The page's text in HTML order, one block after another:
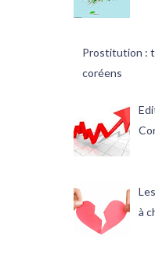
Prostitution :
coréens
à